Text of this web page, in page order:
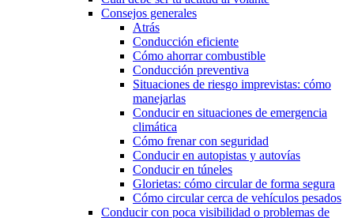
Consejos generales
Atrás
Conducción eficiente
Cómo ahorrar combustible
Conducción preventiva
Situaciones de riesgo imprevistas: cómo
manejarlas
Conducir en situaciones de emergencia
climática
Cómo frenar con seguridad
Conducir en autopistas y autovías
Conducir en túneles
Glorietas: cómo circular de forma segura
Cómo circular cerca de vehículos pesados
Conducir con poca visibilidad o problemas de